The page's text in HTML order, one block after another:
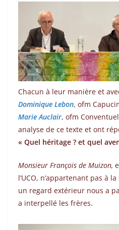
Chacun à leur manière et
Dominique Lebon, ofm
Marie Auclair, ofm
analyse de ce texte et ont
« Quel héritage ? et quel
Monsieur François de Muizon,
l’UCO, n’appartenant pas à
un regard extérieur nous a
a interpellé les frères.